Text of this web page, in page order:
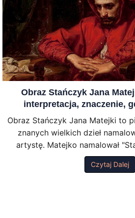
Obraz Stańczyk Jana
interpretacja, znaczenie,
Obraz Stańczyk Jana Matejki to
znanych wielkich dzieł
artystę. Matejko namalował
Czytaj Dalej